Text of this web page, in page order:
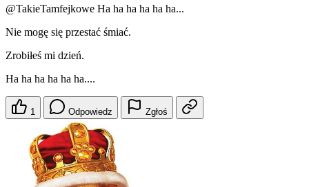
@TakieTamfejkowe Ha ha ha ha ha ha...
Nie mogę się przestać śmiać.
Zrobiłeś mi dzień.
Ha ha ha ha ha ha....
1 Odpowiedz Zgłoś